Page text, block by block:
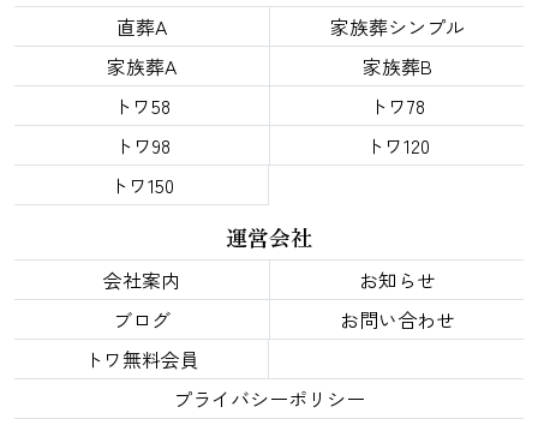
直葬A
家族葬シンプル
家族葬A
家族葬B
トワ58
トワ78
トワ98
トワ120
トワ150
運営会社
会社案内
お知らせ
ブログ
お問い合わせ
トワ無料会員
プライバシーポリシー